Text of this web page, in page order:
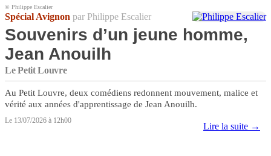
© Philippe Escalier
Spécial Avignon par Philippe Escalier
Souvenirs d’un jeune homme,
Jean Anouilh
Le Petit Louvre
Au Petit Louvre, deux comédiens redonnent mouvement, malice et
vérité aux années d'apprentissage de Jean Anouilh.
Le 13/07/2026 à 12h00
Lire la suite →